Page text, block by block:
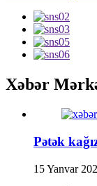
Xəbər
Pətək
15 Yanvar